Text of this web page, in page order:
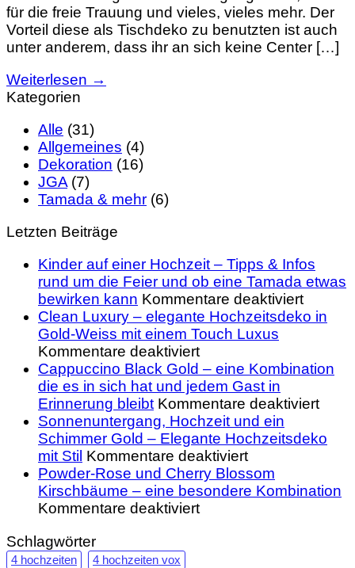
für die freie Trauung und vieles, vieles mehr. Der
Vorteil diese als Tischdeko zu benutzten ist auch
unter anderem, dass ihr an sich keine Center […]
Weiterlesen →
Kategorien
Alle (31)
Allgemeines (4)
Dekoration (16)
JGA (7)
Tamada & mehr (6)
Letzten Beiträge
Kinder auf einer Hochzeit – Tipps & Infos
rund um die Feier und ob eine Tamada etwas
bewirken kann Kommentare deaktiviertfür
Kinder
Tipps
Infos
die
Clean Luxury – elegante Hochzeitsdeko in
Gold-Weiss mit einem Touch Luxus
Kommentare deaktiviertfür
Clean
Luxury
–
elegante
Hochzeitsdeko
in
Gold-
Weiss
mit
Cappuccino Black Gold – eine Kombination
die es in sich hat und jedem Gast in
Erinnerung bleibt Kommentare deaktiviertfür
eine
Sonnenuntergang, Hochzeit und ein
Schimmer Gold – Elegante Hochzeitsdeko
mit Stil Kommentare deaktiviertfür
Hochzeit
Powder-Rose und Cherry Blossom
Kirschbäume – eine besondere Kombination
Kommentare deaktiviertfür
Schlagwörter
4 hochzeiten
4 hochzeiten vox